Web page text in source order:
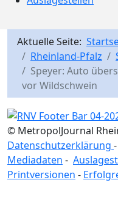
Aktuelle Seite:
Rheinland-Pfalz
Speyer: Auto
vor Wildschwein
© MetropolJournal
Datenschutzerklärung -
Mediadaten -
Printversionen -